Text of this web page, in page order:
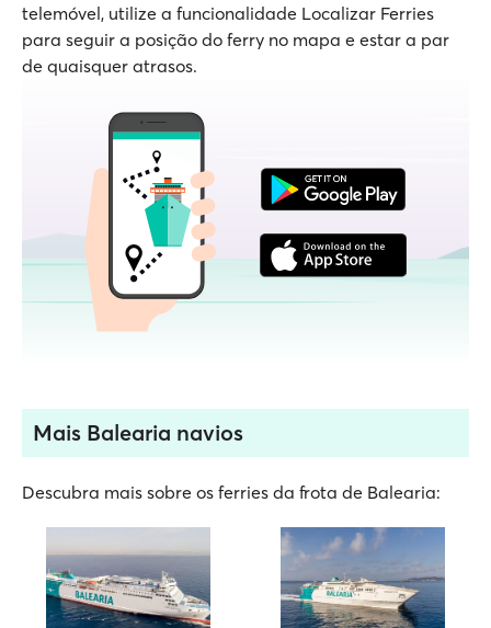
telemóvel, utilize a funcionalidade Localizar Ferries
para seguir a posição do ferry no mapa e estar a par
de quaisquer atrasos.
Mais Balearia navios
Descubra mais sobre os ferries da frota de Balearia: